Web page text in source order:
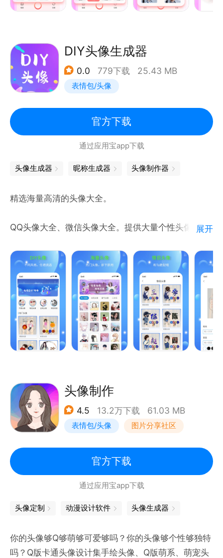
3.智能照片处理，集修图、美图等多种图像处理功能于
DIY头像生成器
0.0 779下载 25.43 MB
表情包/头像
官方下载
通过应用宝app下载
头像生成器 昵称生成器 头像制作器
精选海量高清的头像大全。
QQ头像大全、微信头像大全。提供大量个性头像、精
后、90后和00后更换头像的应用! 适配QQ头像、微信
头像、陌陌头像、yy头像等几百款社交应用。
更有DIY头像生成，定制你的专属个性头像，一键生
成，快速使用。
展开
头像制作
4.5 13.2万下载 61.03 MB
表情包/头像 图片分享社区
官方下载
通过应用宝app下载
头像定制 动漫设计软件 头像生成器
你的头像够Q够萌够可爱够吗？你的头像够个性够独特
吗？Q版卡通头像设计集手绘头像、Q版萌系、萌宠头